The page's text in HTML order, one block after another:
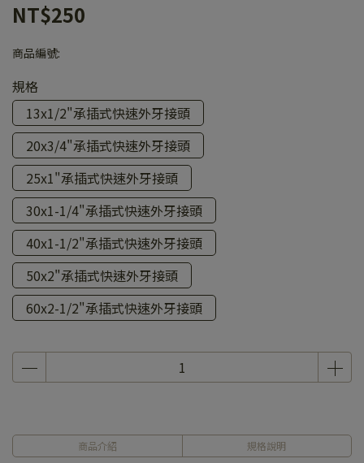
NT$250
商品編號:
規格
13x1/2"承插式快速外牙接頭
20x3/4"承插式快速外牙接頭
25x1"承插式快速外牙接頭
30x1-1/4"承插式快速外牙接頭
40x1-1/2"承插式快速外牙接頭
50x2"承插式快速外牙接頭
60x2-1/2"承插式快速外牙接頭
商品介紹 規格說明